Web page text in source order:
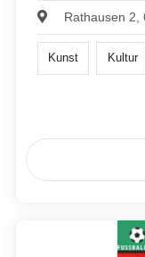
Rathausen 2,
Kunst Kultur